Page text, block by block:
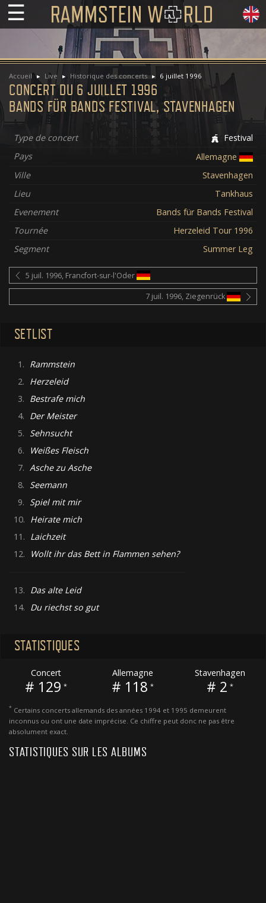
☰
Accueil Live Historique des concerts 6 juillet 1996
CONCERT DU 6 JUILLET 1996
BANDS FÜR BANDS FESTIVAL, STAVENHAGEN
Type de concert
Festival
Pays
Allemagne
Ville
Stavenhagen
Lieu
Tankhaus
Evenement
Bands für Bands Festival
Tournée
Herzeleid Tour 1996
Segment
Summer Leg
5 juil. 1996, Francfort-sur-l'Oder
7 juil. 1996, Ziegenrück
SETLIST
1. Rammstein
2. Herzeleid
3. Bestrafe mich
4. Der Meister
5. Sehnsucht
6.
Weißes Fleisch
7. Asche zu Asche
8. Seemann
9. Spiel mit mir
10. Heirate mich
11. Laichzeit
12.
Wollt ihr das Bett in Flammen sehen?
13. Das alte Leid
14. Du riechst so gut
STATISTIQUES
Concert
# 129 *
Allemagne
# 118 *
Stavenhagen
# 2 *
* Certains concerts allemands des années 1994 et 1995 demeurent
inconnus ou ont une date imprécise. Ce chiffre peut donc ne pas être
absolument exact.
STATISTIQUES SUR LES ALBUMS